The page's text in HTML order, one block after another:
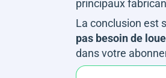
principaux
La conclusion est
pas besoin de
dans votre